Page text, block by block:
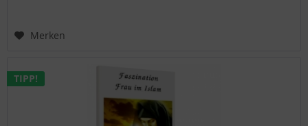
Merken
TIPP!